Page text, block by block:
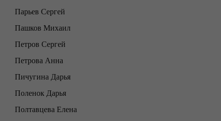
Парьев Сергей
Пашков Михаил
Петров Сергей
Петрова Анна
Пичугина Дарья
Поленок Дарья
Полтавцева Елена